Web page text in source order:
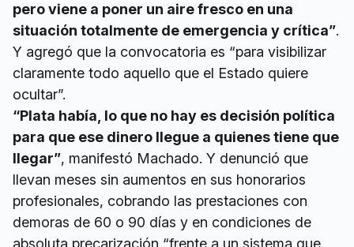
pero viene a poner un aire fresco en una
situación totalmente de emergencia y crítica”.
Y agregó que la convocatoria es “para visibilizar
claramente todo aquello que el Estado quiere
ocultar”.
“Plata había, lo que no hay es decisión política
para que ese dinero llegue a quienes tiene que
llegar”, manifestó Machado. Y denunció que
llevan meses sin aumentos en sus honorarios
profesionales, cobrando las prestaciones con
demoras de 60 o 90 días y en condiciones de
absoluta precarización “frente a un sistema que